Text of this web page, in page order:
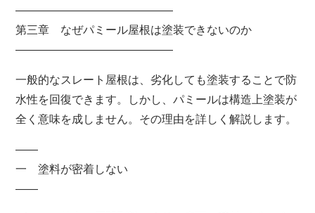
――――――――――――――
第三章 なぜパミール屋根は塗装できないのか
――――――――――――――
一般的なスレート屋根は、劣化しても塗装することで防
水性を回復できます。しかし、パミールは構造上塗装が
全く意味を成しません。その理由を詳しく解説します。
――
一 塗料が密着しない
――